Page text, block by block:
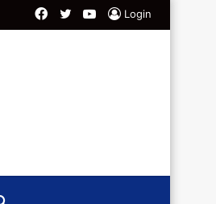
Login
YouTube
Twitter
Facebook